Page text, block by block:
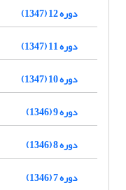
دوره 12 (1347)
دوره 11 (1347)
دوره 10 (1347)
دوره 9 (1346)
دوره 8 (1346)
دوره 7 (1346)